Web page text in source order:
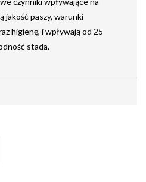
jakość paszy, warunki
higienę, i wpływają od 25
stada.